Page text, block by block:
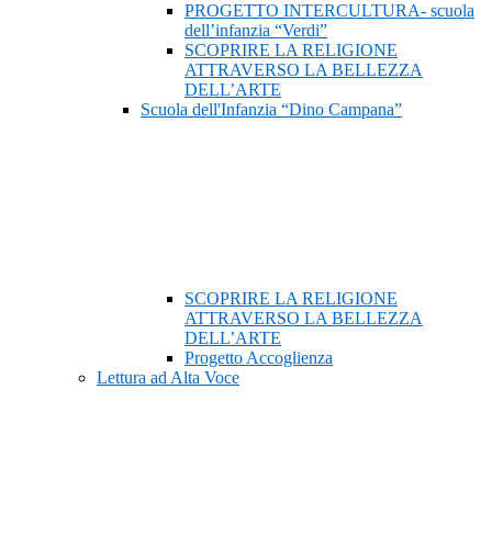
PROGETTO INTERCULTURA- scuola
dell’infanzia “Verdi”
SCOPRIRE LA RELIGIONE
ATTRAVERSO LA BELLEZZA
DELL’ARTE
Scuola dell'Infanzia “Dino Campana”
SCOPRIRE LA RELIGIONE
ATTRAVERSO LA BELLEZZA
DELL’ARTE
Progetto Accoglienza
Lettura ad Alta Voce